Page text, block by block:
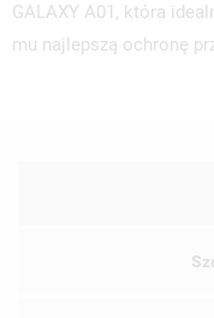
GALAXY A01, która
mu najlepszą ochronę